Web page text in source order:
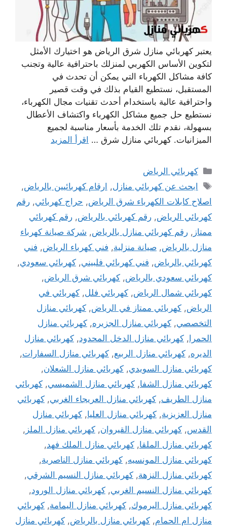
يعتبر كهربائي منازل شرق الرياض هو اختيارك الأمثل
لتكوين الأساس الكهربي لمنزلك باحترافية عالية وتجنب
كافة مشاكل الكهرباء التي يمكن أن تحدث في
المستقبل، نستطيع القيام بذلك في وقت قصير
واحترافية عالية باستخدام أحدث تقنيات مجال الكهرباء،
نستطيع حل جميع مشاكل الكهرباء واكتشاف الأعطال
بسهولة، نقدم تلك الخدمة بأسعار مناسبة لجميع
الميزانيات. كهربائي منازل شرق … اقرأ المزيد
التصنيفات
كهربائي الرياض
الوسوم
ابحث عن كهربائي منازل, ارقام كهربائيين ‫بالرياض‬,
اصلاح كابلات الكهرباء شرق الرياض, حراج كهربائي, رقم
كهربائي الرياض, رقم كهربائي بالرياض, رقم كهربائي
ممتاز , رقم كهربائي منازل بالرياض, شركة صيانة كهرباء
منازل بالرياض, صيانة منزلية, فني كهرباء الرياض, فني
كهربائي بالرياض, فني كهربائي فلبيني, كهربائي سعودي,
كهربائي سعودي بالرياض, كهربائي شرق الرياض,
كهربائي شمال الرياض, كهربائي فلل, كهربائي في
الرياض, كهربائي ممتاز في الرياض, كهربائي منازل
التخصصي, كهربائي منازل الجزيره, كهربائي منازل
الحمرا, كهربائي منازل الدخل المحدود, كهربائي منازل
الديره, كهربائي منازل الربيع, كهربائي منازل السفارات,
كهربائي منازل السويدي, كهربائي منازل الشعلان,
كهربائي منازل الشفا, كهربائي منازل الشميسي, كهربائي
منازل الطريف, كهربائي منازل العريجاء الغربي, كهربائي
منازل العزيزية, كهربائي منازل العليا, كهربائي منازل
القدس, كهربائي منازل القيروان, كهربائي منازل الملز ,
كهربائي منازل الملقا, كهربائي منازل الملك فهد,
كهربائي منازل المونسيه, كهربائي منازل الناصرية,
كهربائي منازل النزهة, كهربائي منازل النسيم الشرقي,
كهربائي منازل النسيم الغربي, كهربائي منازل الورود,
كهربائي منازل اليرموك, كهربائي منازل اليمامة, كهربائي
منازل ام الحمام, كهربائي منازل بالرياض, كهربائي منازل